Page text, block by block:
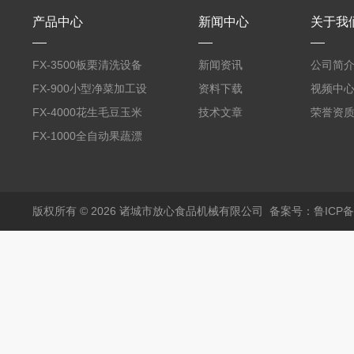
产品中心
FX-3500板栗清洗设备
全自动气泡清洗机
FX-900小型净菜加工设
备野菜清洗机
FX-4000花生毛豆玉米
蒸煮漂烫机
FX-1000全自动果蔬漂
新闻中心
新闻资讯
资料下载
技术文章
关于我
公司简介
视频中心
荣誉资质
版权所有 © 2026 诸城市放心食品机械有限公司 备案号：鲁ICP